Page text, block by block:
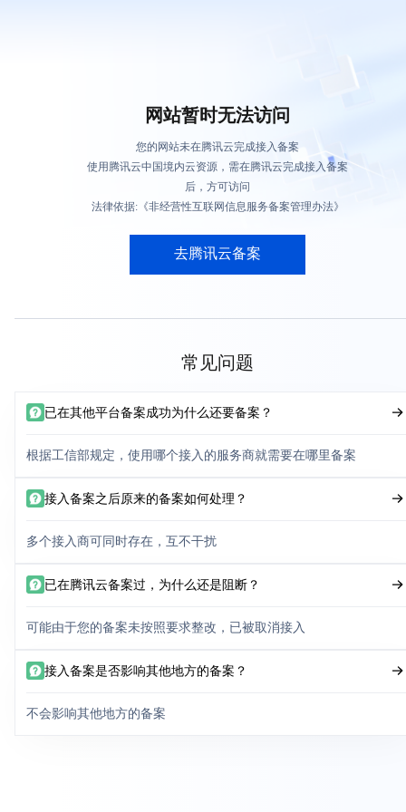
网站暂时无法访问
您的网站未在腾讯云完成接入备案
使用腾讯云中国境内云资源，需在腾讯云完成接入备案
后，方可访问
法律依据:《非经营性互联网信息服务备案管理办法》
去腾讯云备案
常见问题
已在其他平台备案成功为什么还要备案？
根据工信部规定，使用哪个接入的服务商就需要在哪里备案
接入备案之后原来的备案如何处理？
多个接入商可同时存在，互不干扰
已在腾讯云备案过，为什么还是阻断？
可能由于您的备案未按照要求整改，已被取消接入
接入备案是否影响其他地方的备案？
不会影响其他地方的备案